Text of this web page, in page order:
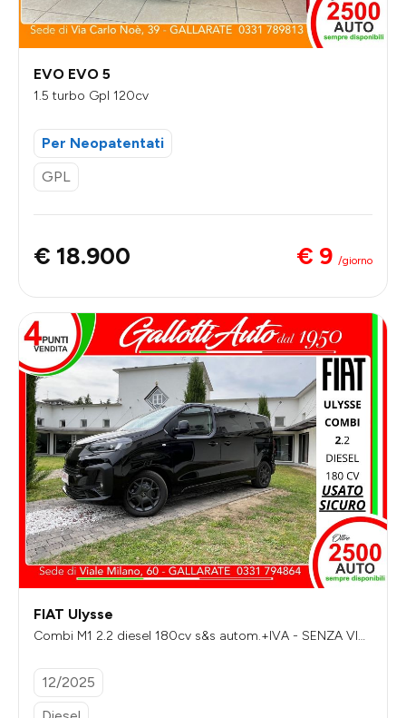
EVO EVO 5
1.5 turbo Gpl 120cv
Per Neopatentati
GPL
€ 18.900 € 9 /giorno
FIAT Ulysse
Combi M1 2.2 diesel 180cv s&s autom.+IVA - SENZA VIN
12/2025